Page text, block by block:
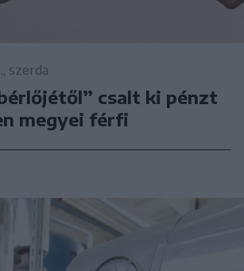
szerda
csalt ki pénzt
megyei férfi